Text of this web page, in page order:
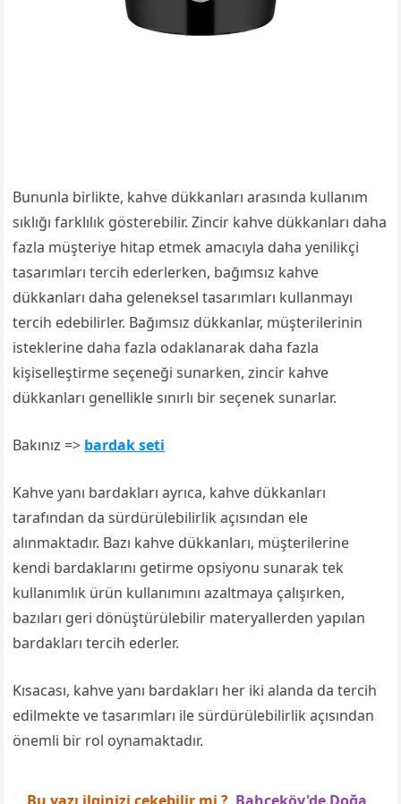
Bununla birlikte, kahve dükkanları arasında kullanım
sıklığı farklılık gösterebilir. Zincir kahve dükkanları daha
fazla müşteriye hitap etmek amacıyla daha yenilikçi
tasarımları tercih ederlerken, bağımsız kahve
dükkanları daha geleneksel tasarımları kullanmayı
tercih edebilirler. Bağımsız dükkanlar, müşterilerinin
isteklerine daha fazla odaklanarak daha fazla
kişiselleştirme seçeneği sunarken, zincir kahve
dükkanları genellikle sınırlı bir seçenek sunarlar.
Bakınız => bardak seti
Kahve yanı bardakları ayrıca, kahve dükkanları
tarafından da sürdürülebilirlik açısından ele
alınmaktadır. Bazı kahve dükkanları, müşterilerine
kendi bardaklarını getirme opsiyonu sunarak tek
kullanımlık ürün kullanımını azaltmaya çalışırken,
bazıları geri dönüştürülebilir materyallerden yapılan
bardakları tercih ederler.
Kısacası, kahve yanı bardakları her iki alanda da tercih
edilmekte ve tasarımları ile sürdürülebilirlik açısından
önemli bir rol oynamaktadır.
Bu yazı ilginizi çekebilir mi ? Bahçeköy'de Doğa